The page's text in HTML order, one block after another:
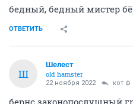
бедный, бедный мистер
ОТВЕТИТЬ
Ш
Шелест
old hamster
22 ноября 2022 кот ф
бернс законопослушный